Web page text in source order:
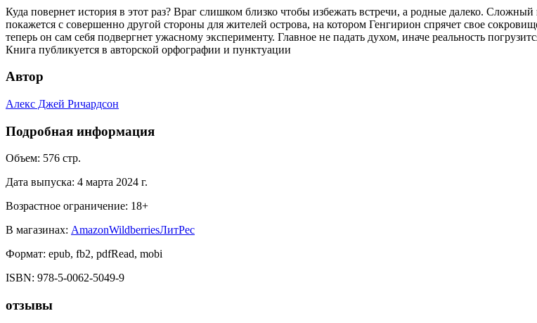
Куда повернет история в этот раз? Враг слишком близко чтобы избежать встречи, а родные далеко.
покажется с совершенно другой стороны для жителей острова, на котором Генгирион спрячет свое
теперь он сам себя подвергнет ужасному эксперименту. Главное не падать духом, иначе реальность
Книга публикуется в авторской орфографии и пунктуации
Автор
Алекс Джей Ричардсон
Подробная информация
Объем: 576 стр.
Дата выпуска: 4 марта 2024 г.
Возрастное ограничение: 18+
В магазинах: AmazonWildberriesЛитРес
Формат: epub, fb2, pdfRead, mobi
ISBN: 978-5-0062-5049-9
отзывы